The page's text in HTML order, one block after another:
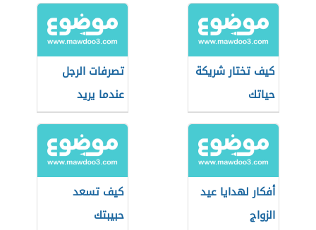
كيف تختار شريكة
حياتك
تصرفات الرجل
عندما يريد
الانفصال
أفكار لهدايا عيد
الزواج
كيف تسعد
حبيبتك